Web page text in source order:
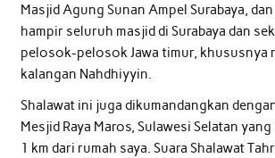
Masjid Agung Sunan Ampel Surabaya,
hampir seluruh masjid di Surabaya dan
pelosok-pelosok Jawa timur, khususnya
kalangan Nahdhiyyin.
Shalawat ini juga dikumandangkan
Mesjid Raya Maros, Sulawesi Selatan
1 km dari rumah saya. Suara Shalawat